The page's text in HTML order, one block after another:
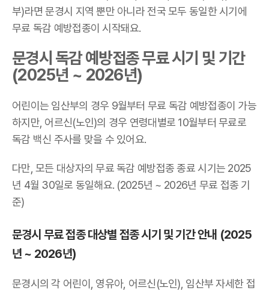
부)라면 문경시 지역 뿐만 아니라 전국 모두 동일한 시기에
무료 독감 예방접종이 시작돼요.
문경시 독감 예방접종 무료 시기 및 기간
(2025년 ~ 2026년)
어린이는 임산부의 경우 9월부터 무료 독감 예방접종이 가능
하지만, 어르신(노인)의 경우 연령대별로 10월부터 무료로
독감 백신 주사를 맞을 수 있어요.
다만, 모든 대상자의 무료 독감 예방접종 종료 시기는 2025
년 4월 30일로 동일해요. (2025년 ~ 2026년 무료 접종 기
준)
문경시 무료 접종 대상별 접종 시기 및 기간 안내 (2025
년 ~ 2026년)
문경시의 각 어린이, 영유아, 어르신(노인), 임산부 자세한 접